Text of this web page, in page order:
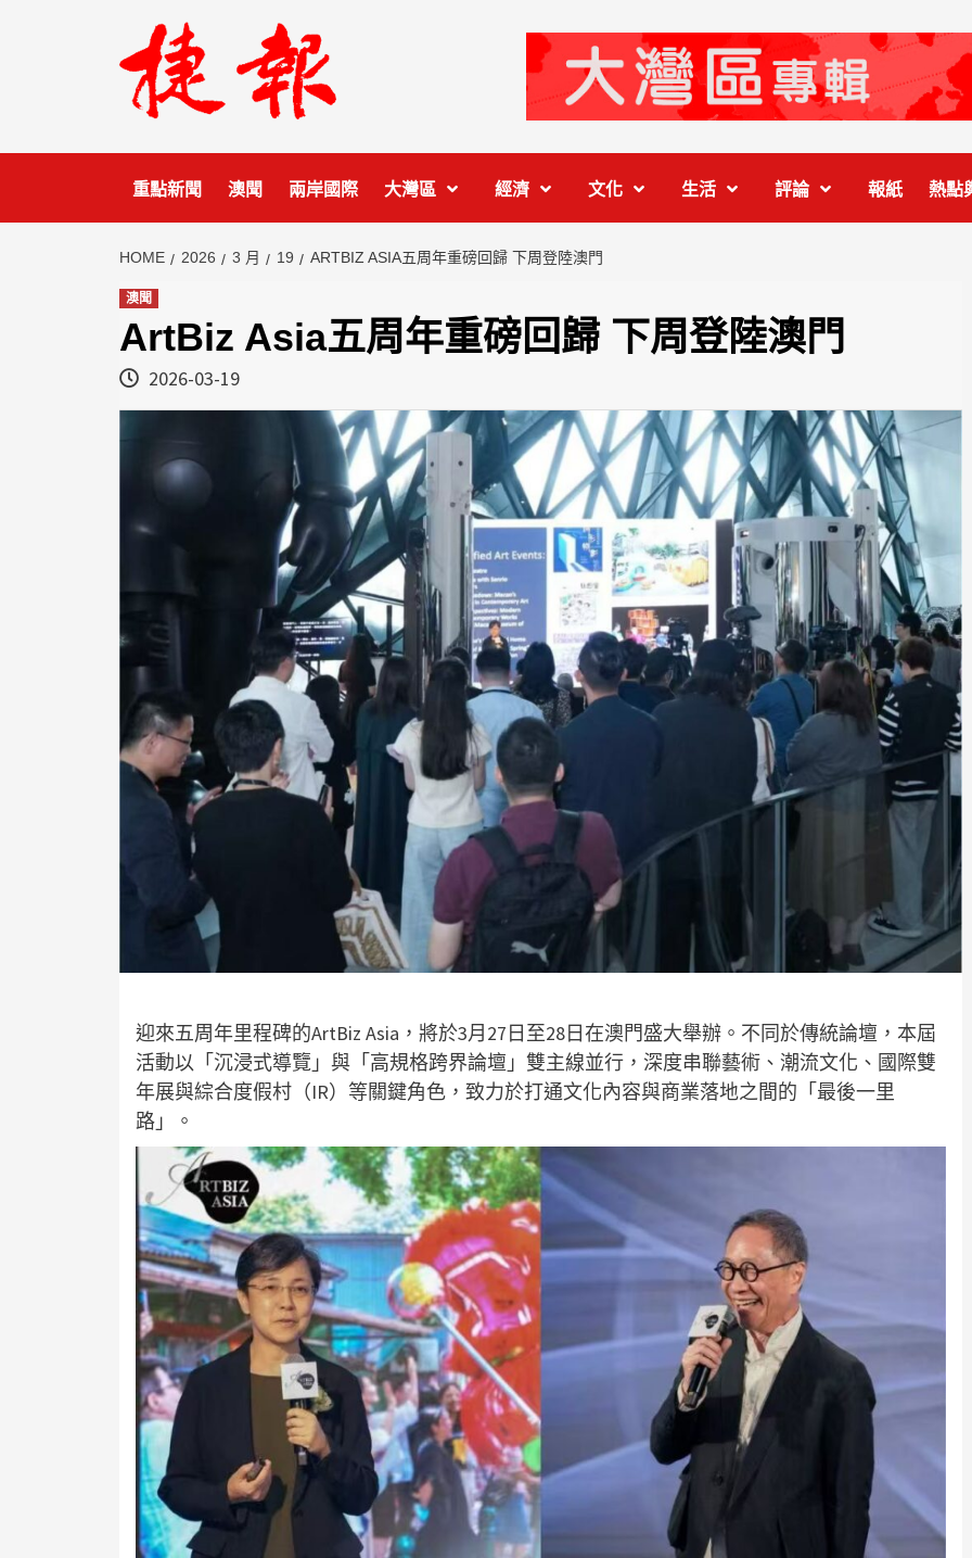
重點新聞 澳聞 兩岸國際 大灣區 經濟 文化 生活 評論 報紙 熱點
HOME 2026 3 月 19 ARTBIZ ASIA五周年重磅回歸 下周登陸澳門
澳聞
ArtBiz Asia五周年重磅回歸 下周登陸澳門
2026-03-19
迎來五周年里程碑的ArtBiz Asia，將於3月27日至28日在澳門盛大舉辦。不同於傳統論壇，本屆
活動以「沉浸式導覽」與「高規格跨界論壇」雙主線並行，深度串聯藝術、潮流文化、國際雙
年展與綜合度假村（IR）等關鍵角色，致力於打通文化內容與商業落地之間的「最後一里
路」。